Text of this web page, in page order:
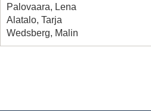
Palovaara, Lena
Alatalo, Tarja
Wedsberg, Malin